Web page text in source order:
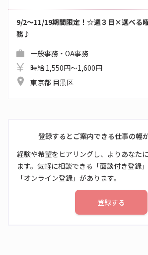
9/2～11/19期間限定！☆週３日×選べる
務♪
一般事務・OA事務
時給 1,550円～1,600円
東京都 目黒区
登録するとご案内できる仕事の幅
経験や希望をヒアリングし、よりあなた
ます。気軽に相談できる「面談付き登録
「オンライン登録」があります。
登録する